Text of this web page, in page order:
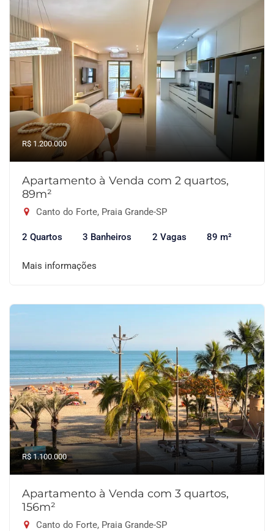
R$ 1.200.000
Apartamento à Venda com 2 quartos,
89m²
Canto do Forte, Praia Grande-SP
2 Quartos 3 Banheiros 2 Vagas 89 m²
Mais informações
R$ 1.100.000
Apartamento à Venda com 3 quartos,
156m²
Canto do Forte, Praia Grande-SP